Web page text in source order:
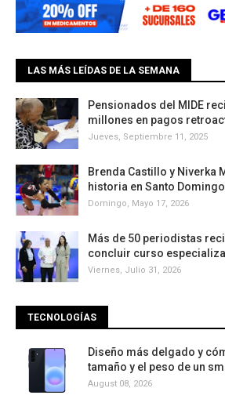
LAS MÁS LEÍDAS DE LA SEMANA
Pensionados del MIDE
millones en pagos
Jueves, Septiembre 11, 2025
Brenda Castillo y Niverka
historia en Santo
Domingo, Mayo 17, 2026
Más de 50 periodistas
concluir curso
Viernes, Julio 31, 2026
TECNOLOGÍAS
Diseño más delgado y
tamaño y el peso de un
August 08, 2026